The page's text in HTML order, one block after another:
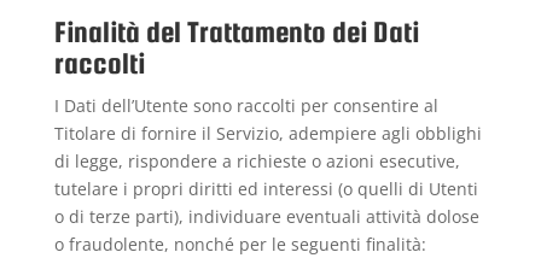
Finalità del Trattamento dei Dati
raccolti
I Dati dell’Utente sono raccolti per consentire al
Titolare di fornire il Servizio, adempiere agli obblighi
di legge, rispondere a richieste o azioni esecutive,
tutelare i propri diritti ed interessi (o quelli di Utenti
o di terze parti), individuare eventuali attività dolose
o fraudolente, nonché per le seguenti finalità: